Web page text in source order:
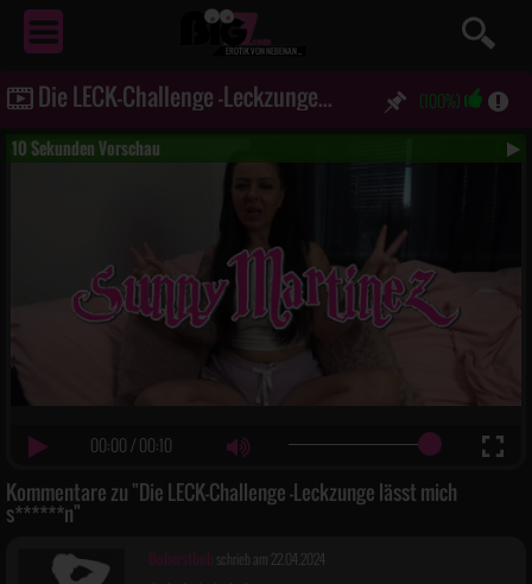
EROTIKVON NEBENAN ...
Die LECK-Challenge -Leckzunge lässt mich s******n (100%)
00:00/00:10
10 Sekunden Vorschau
Kommentare zu "Die LECK-Challenge -Leckzunge lässt mich
s******n"
Boberstbob schrieb am 22.04.2024